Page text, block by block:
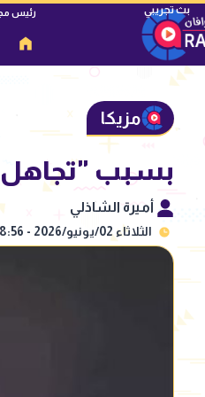
رئيس
مزيكا
بسبب "تجاهل
أميرة الشاذلي
الثلاثاء 02/يونيو/2026 - 08:56 م